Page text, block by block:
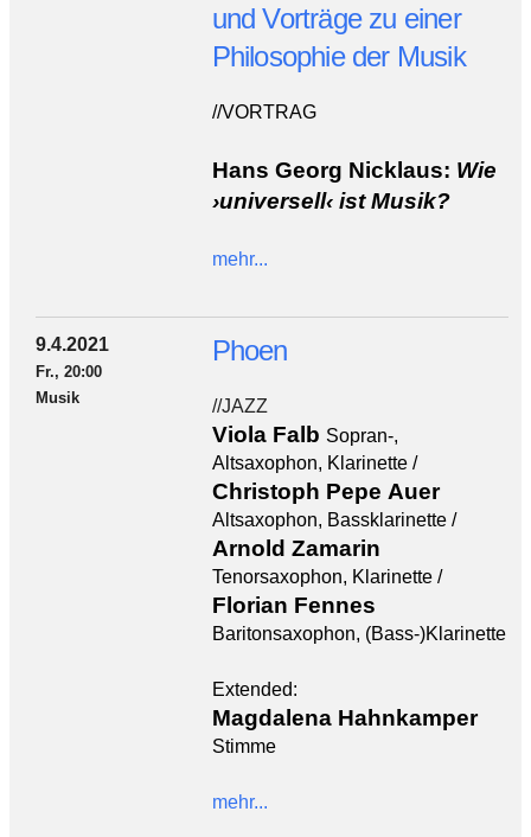
und Vorträge zu einer
Philosophie der Musik
//VORTRAG
Hans Georg Nicklaus: Wie
›universell‹ ist Musik?
mehr...
9.4.2021
Fr., 20:00
Musik
Phoen
//JAZZ
Viola Falb Sopran-,
Altsaxophon, Klarinette /
Christoph Pepe Auer
Altsaxophon, Bassklarinette /
Arnold Zamarin
Tenorsaxophon, Klarinette /
Florian Fennes
Baritonsaxophon, (Bass-)Klarinette
Extended:
Magdalena Hahnkamper
Stimme
mehr...